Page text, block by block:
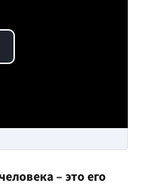
Video
– это его